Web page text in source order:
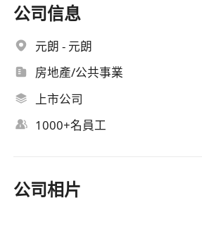
公司信息
元朗 - 元朗
房地產/公共事業
上市公司
1000+名員工
公司相片